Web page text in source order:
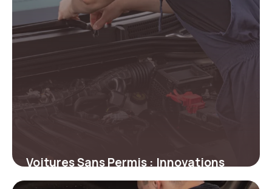
Voitures Sans Permis : Innovations
Prix 2026